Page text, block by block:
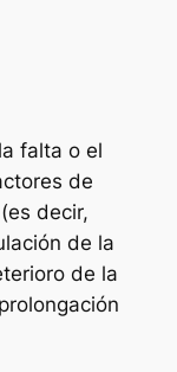
falta o el
de
decir,
de la
de la